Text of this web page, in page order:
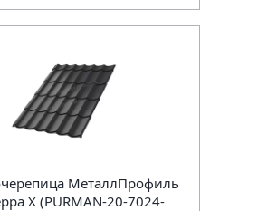
МеталлПрофиль
X (PURMAN-20-7024-